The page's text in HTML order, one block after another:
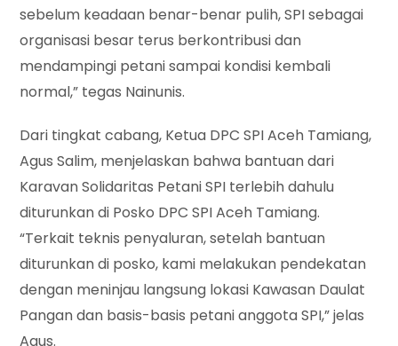
sebelum keadaan benar-benar pulih, SPI sebagai
organisasi besar terus berkontribusi dan
mendampingi petani sampai kondisi kembali
normal,” tegas Nainunis.
Dari tingkat cabang, Ketua DPC SPI Aceh Tamiang,
Agus Salim, menjelaskan bahwa bantuan dari
Karavan Solidaritas Petani SPI terlebih dahulu
diturunkan di Posko DPC SPI Aceh Tamiang.
“Terkait teknis penyaluran, setelah bantuan
diturunkan di posko, kami melakukan pendekatan
dengan meninjau langsung lokasi Kawasan Daulat
Pangan dan basis-basis petani anggota SPI,” jelas
Agus.